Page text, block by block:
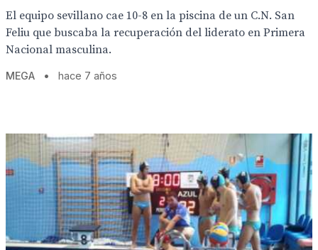
El equipo sevillano cae 10-8 en la piscina de un C.N. San
Feliu que buscaba la recuperación del liderato en Primera
Nacional masculina.
MEGA • hace 7 años